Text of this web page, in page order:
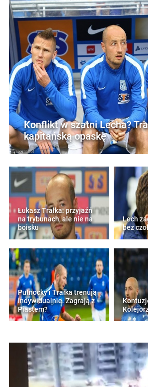
Konflikt w szatni Lecha?
kapitańską opaskę
Łukasz Trałka: przyjaźń
na trybunach, ale nie na
boisku
Lech
bez
Putnocky i Trałka trenują
indywidualnie. Zagrają z
Piastem?